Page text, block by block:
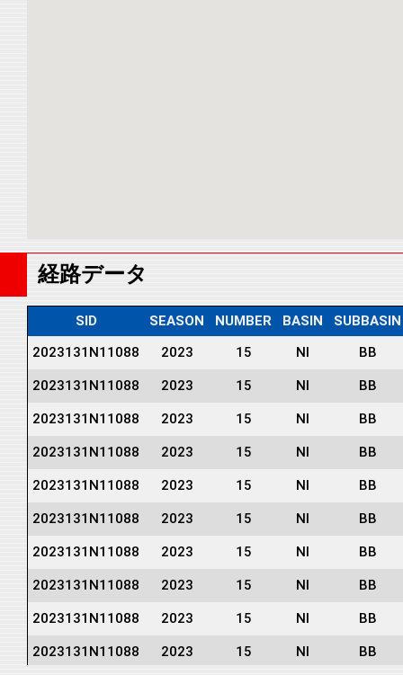
経路データ
SID SEASON NUMBER BASIN
SUBBASIN
2023131N11088
2023 15 NI BB
2023131N11088 2023 15 NI BB
2023131N11088 2023 15 NI BB
2023131N11088 2023 15 NI BB
2023131N11088 2023 15 NI BB
2023131N11088 2023 15 NI BB
2023131N11088 2023 15 NI BB
2023131N11088 2023 15 NI BB
2023131N11088 2023 15 NI BB
2023131N11088 2023 15 NI BB